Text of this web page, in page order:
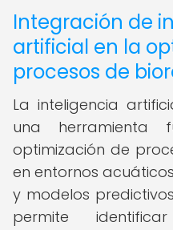
Integración de
artificial en la
procesos de
La inteligencia
una herramienta
optimización de
en entornos
y modelos
permite